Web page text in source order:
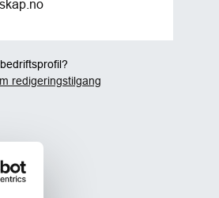
redigeringstilgang